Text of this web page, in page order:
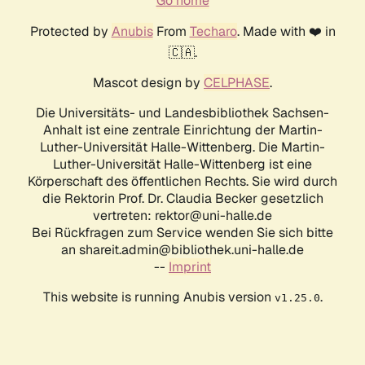
Protected by AnubisFrom Techaro. Made with ❤️ in
🇨🇦.
Mascot design by CELPHASE.
Die Universitäts- und Landesbibliothek Sachsen-
Anhalt ist eine zentrale Einrichtung der Martin-
Luther-Universität Halle-Wittenberg. Die Martin-
Luther-Universität Halle-Wittenberg ist eine
Körperschaft des öffentlichen Rechts. Sie wird durch
die Rektorin Prof. Dr. Claudia Becker gesetzlich
vertreten: rektor@uni-halle.de
Bei Rückfragen zum Service wenden Sie sich bitte
an shareit.admin@bibliothek.uni-halle.de
-- Imprint
This website is running Anubis version v1.25.0.